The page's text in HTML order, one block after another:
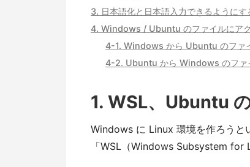
3. 日本語化と日本語入力できるようにす
4. Windows / Ubuntu のファイルにア
4-1. Windows から Ubuntu のファ
4-2. Ubuntu から Windows のファ
1. WSL、Ubuntu
Windows に Linux 環境を作ろうと
「WSL（Windows Subsystem for